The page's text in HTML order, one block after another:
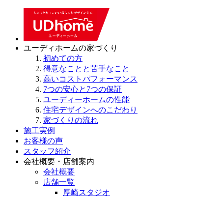
ユーディホームの家づくり
初めての方
得意なことと苦手なこと
高いコストパフォーマンス
7つの安心と7つの保証
ユーディーホームの性能
住宅デザインへのこだわり
家づくりの流れ
施工実例
お客様の声
スタッフ紹介
会社概要・店舗案内
会社概要
店舗一覧
厚崎スタジオ